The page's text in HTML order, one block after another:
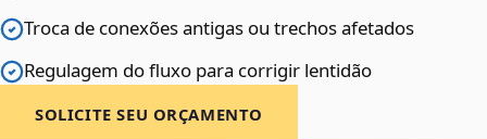
Troca de conexões antigas ou trechos afetados
Regulagem do fluxo para corrigir lentidão
SOLICITE SEU ORÇAMENTO